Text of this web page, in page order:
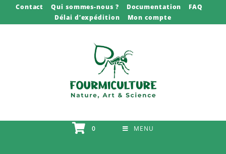
Contact Qui sommes-nous ? Documentation
FAQ
Délai d’expédition
Mon compte
0 MENU